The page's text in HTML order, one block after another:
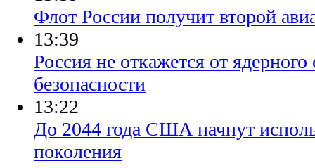
Флот России получит второй
13:39
​Россия не откажется от
безопасности
13:22
​До 2044 года США начнут
поколения